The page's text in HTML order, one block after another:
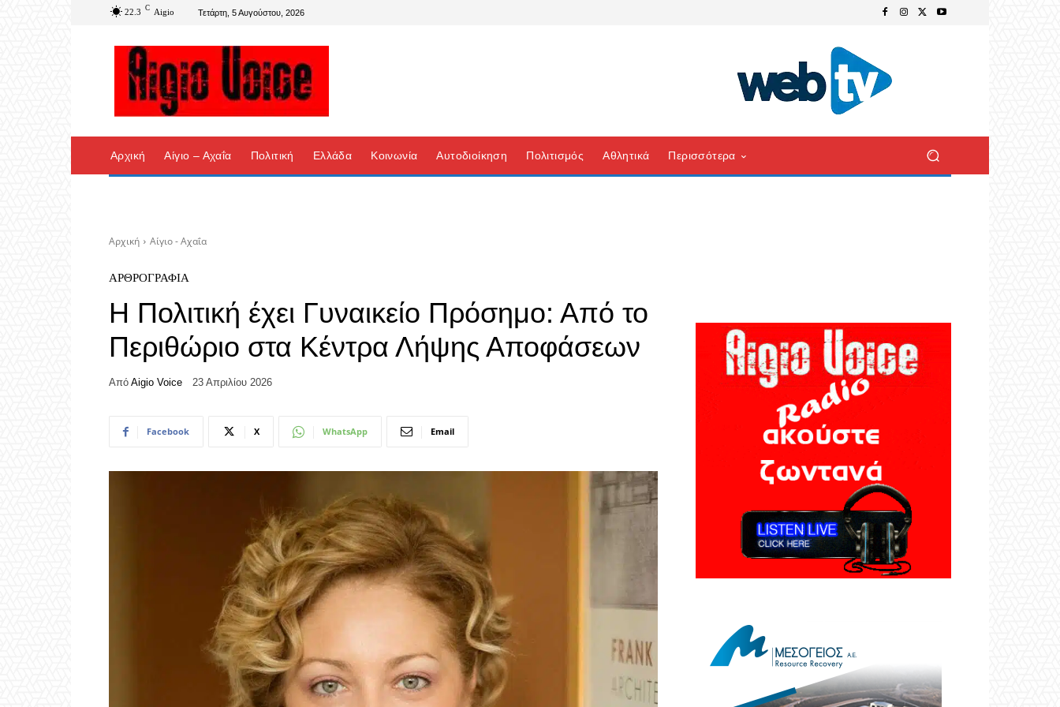
22.3 C Aigio Τετάρτη, 5 Αυγούστου, 2026
Αρχική Αίγιο – Αχαΐα Πολιτική Ελλάδα Κοινωνία Αυτοδιοίκηση Πολιτισμός Αθλητικά Περισσότερα
Αρχική Αίγιο - Αχαΐα
ΑΡΘΡΟΓΡΑΦΊΑ
Η Πολιτική έχει Γυναικείο Πρόσημο: Από το
Περιθώριο στα Κέντρα Λήψης Αποφάσεων
Από Aigio Voice 23 Απριλίου 2026
Facebook X WhatsApp Email